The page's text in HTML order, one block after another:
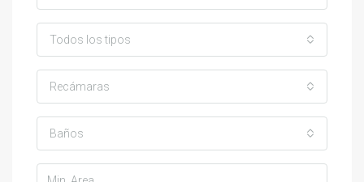
Todos los tipos
Recámaras
Baños